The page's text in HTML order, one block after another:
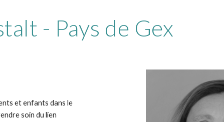
- Pays de Gex
et enfants dans le
soin du lien